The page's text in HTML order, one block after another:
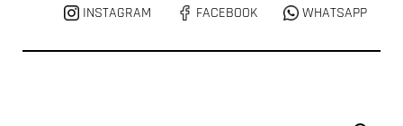
INSTAGRAM
FACEBOOK WHATSAPP